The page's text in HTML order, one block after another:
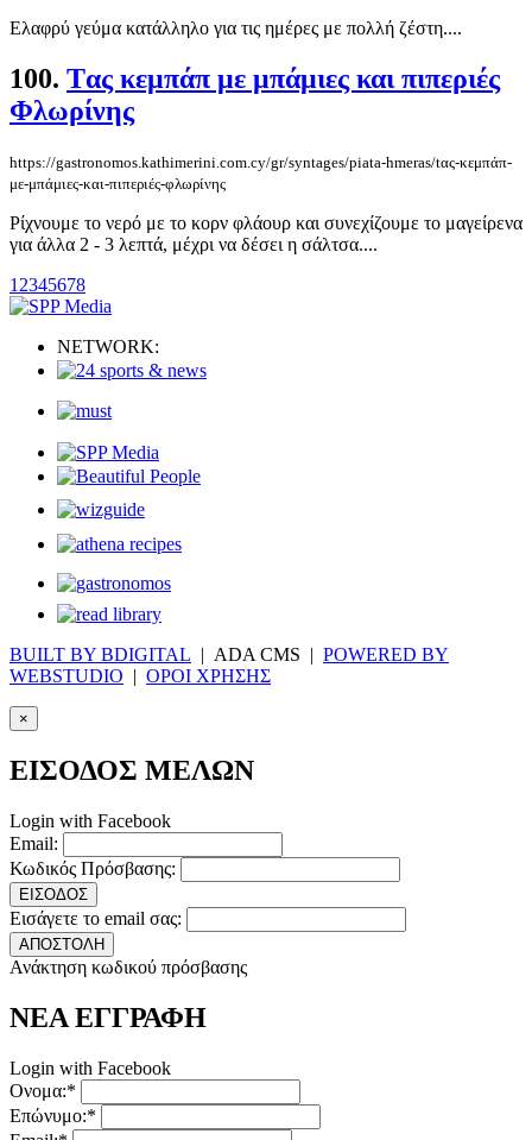
Ελαφρύ γεύμα κατάλληλο για τις ημέρες με πολλή ζέστη....
100. Tας κεμπάπ με μπάμιες και πιπεριές
Φλωρίνης
https://gastronomos.kathimerini.com.cy/gr/syntages/piata-hmeras/tας-κεμπάπ-
με-μπάμιες-και-πιπεριές-φλωρίνης
Ρίχνουμε το νερό με το κορν φλάουρ και συνεχίζουμε το μαγείρενα
για άλλα 2 - 3 λεπτά, μέχρι να δέσει η σάλτσα....
1 2345678
NETWORK:
BUILT BY BDIGITAL | ADA CMS | POWERED BY
WEBSTUDIO | ΟΡΟΙ ΧΡΗΣΗΣ
×
ΕΙΣΟΔΟΣ ΜΕΛΩΝ
Login with Facebook
Email:
Κωδικός Πρόσβασης:
ΕΙΣΟΔΟΣ
Εισάγετε το email σας:
ΑΠΟΣΤΟΛΗ
Ανάκτηση κωδικού πρόσβασης
ΝΕΑ ΕΓΓΡΑΦΗ
Login with Facebook
Ονομα:*
Επώνυμο:*